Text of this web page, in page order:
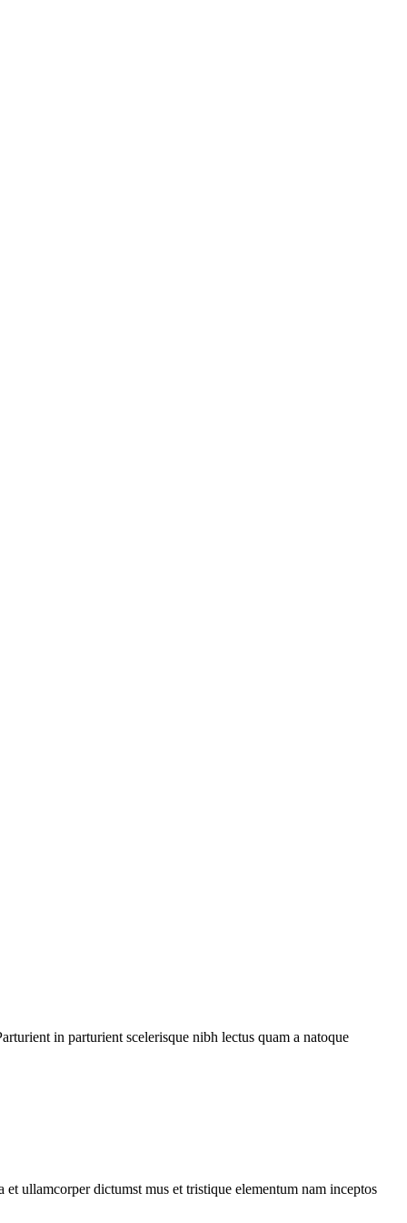
in parturient scelerisque nibh lectus quam a natoque
ullamcorper dictumst mus et tristique elementum nam inceptos